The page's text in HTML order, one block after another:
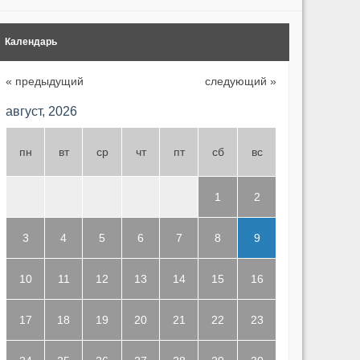
Календарь
« предыдущий следующий »
август, 2026
пн вт ср чт пт сб вс
1 2
3 4 5 6 7 8 9
10 11 12 13 14 15 16
17 18 19 20 21 22 23